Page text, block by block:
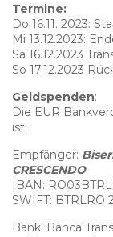
Termine:
Do 16.11. 2023:
Mi 13.12.2023:
Sa 16.12.2023
So 17.12.2023
Geldspenden:
Die EUR
ist:
Empfänger:
CRESCENDO
IBAN:
SWIFT: BTRLRO
Bank: Banca